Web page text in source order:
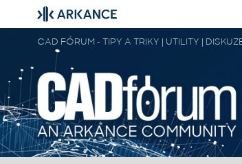
CAD FÓRUM - TIPY A TRIKY | UTILITY |